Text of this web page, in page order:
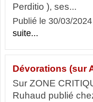
Perditio ), ses...
Publié le 30/03/
suite...
Dévorations (sur
Sur ZONE
Ruhaud publié